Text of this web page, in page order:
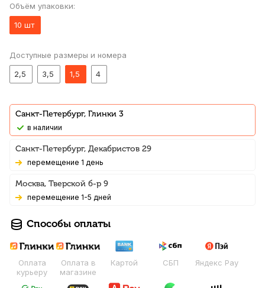
Объём упаковки:
10 шт
Доступные размеры и номера
2,5
3,5 1,5 4
Санкт-Петербург, Глинки 3
В наличии
Санкт-Петербург, Декабристов 29
Перемещение 1 день
Москва, Тверской б-р 9
Перемещение 1-5 дней
Способы оплаты
Оплата
курьеру
Оплата в
магазине
Картой СБП Яндекс Pay